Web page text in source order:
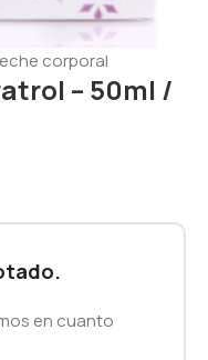
corporal
– 50ml /
en cuanto